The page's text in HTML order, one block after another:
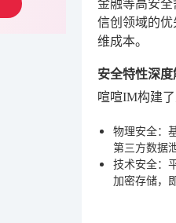
金融等高安
信创领域的
维成本。
安全特性深
喧喧IM构建
物理安全：
第三方数据
技术安全：
加密存储，